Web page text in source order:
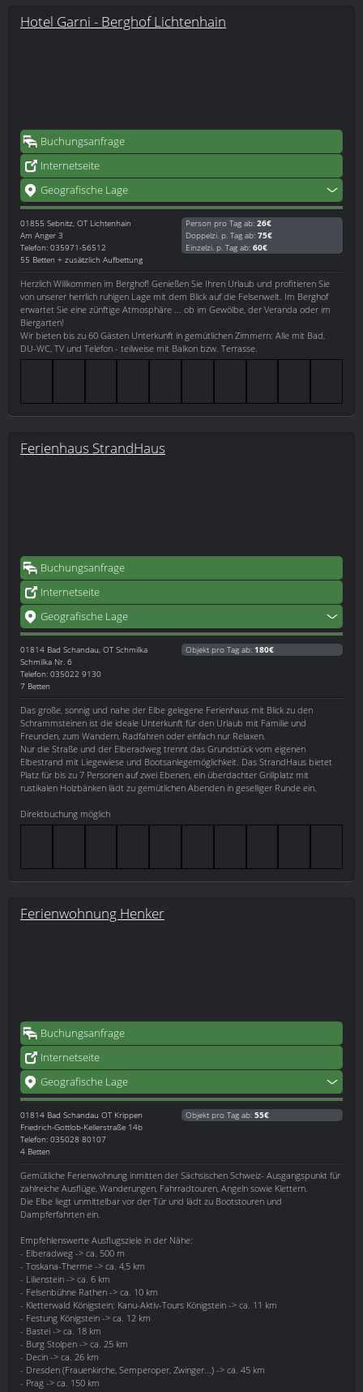
Hotel Garni - Berghof Lichtenhain
Buchungsanfrage
Internetseite
Geografische Lage
01855 Sebnitz, OT Lichtenhain
Am Anger 3
Telefon: 035971-56512
55 Betten + zusätzlich Aufbettung
Person pro Tag ab: 26€
Doppelzi. p. Tag ab: 75€
Einzelzi. p. Tag ab: 60€
Herzlich Willkommen im Berghof! Genießen Sie Ihren Urlaub und profitieren Sie
von unserer herrlich ruhigen Lage mit dem Blick auf die Felsenwelt. Im Berghof
erwartet Sie eine zünftige Atmosphäre ... ob im Gewölbe, der Veranda oder im
Biergarten!
Wir bieten bis zu 60 Gästen Unterkunft in gemütlichen Zimmern: Alle mit Bad,
DU-WC, TV und Telefon - teilweise mit Balkon bzw. Terrasse.
Ferienhaus StrandHaus
Buchungsanfrage
Internetseite
Geografische Lage
01814 Bad Schandau, OT Schmilka
Schmilka Nr. 6
Telefon: 035022 9130
7 Betten
Objekt pro Tag ab: 180€
Das große, sonnig und nahe der Elbe gelegene Ferienhaus mit Blick zu den
Schrammsteinen ist die ideale Unterkunft für den Urlaub mit Familie und
Freunden, zum Wandern, Radfahren oder einfach nur Relaxen.
Nur die Straße und der Elberadweg trennt das Grundstück vom eigenen
Elbestrand mit Liegewiese und Bootsanlegemöglichkeit. Das StrandHaus bietet
Platz für bis zu 7 Personen auf zwei Ebenen, ein überdachter Grillplatz mit
rustikalen Holzbänken lädt zu gemütlichen Abenden in geselliger Runde ein.
Direktbuchung möglich
Ferienwohnung Henker
Buchungsanfrage
Internetseite
Geografische Lage
01814 Bad Schandau OT Krippen
Friedrich-Gottlob-Kellerstraße 14b
Telefon: 035028 80107
4 Betten
Objekt pro Tag ab: 55€
Gemütliche Ferienwohnung inmitten der Sächsischen Schweiz- Ausgangspunkt für
zahlreiche Ausflüge, Wanderungen, Fahrradtouren, Angeln sowie Klettern.
Die Elbe liegt unmittelbar vor der Tür und lädt zu Bootstouren und
Dampferfahrten ein.
Empfehlenswerte Ausflugsziele in der Nähe:
- Elberadweg -> ca. 500 m
- Toskana-Therme -> ca. 4,5 km
- Lilienstein -> ca. 6 km
- Felsenbühne Rathen -> ca. 10 km
- Kletterwald Königstein; Kanu-Aktiv-Tours Königstein -> ca. 11 km
- Festung Königstein -> ca. 12 km
- Bastei -> ca. 18 km
- Burg Stolpen -> ca. 25 km
- Decin -> ca. 26 km
- Dresden (Frauenkirche, Semperoper, Zwinger...) -> ca. 45 km
- Prag -> ca. 150 km